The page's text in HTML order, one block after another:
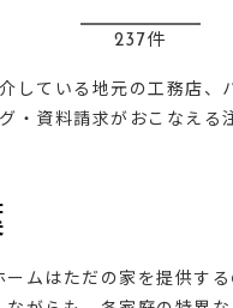
237件
している地元の工務店
・資料請求がおこなえる
ームはただの家を提供す